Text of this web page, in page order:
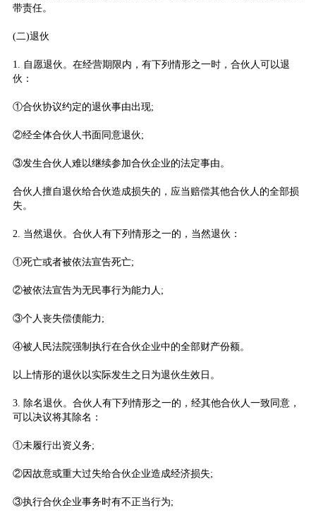
带责任。
(二)退伙
1. 自愿退伙。在经营期限内，有下列情形之一时，合伙人可以退
伙：
①合伙协议约定的退伙事由出现;
②经全体合伙人书面同意退伙;
③发生合伙人难以继续参加合伙企业的法定事由。
合伙人擅自退伙给合伙造成损失的，应当赔偿其他合伙人的全部损
失。
2. 当然退伙。合伙人有下列情形之一的，当然退伙：
①死亡或者被依法宣告死亡;
②被依法宣告为无民事行为能力人;
③个人丧失偿债能力;
④被人民法院强制执行在合伙企业中的全部财产份额。
以上情形的退伙以实际发生之日为退伙生效日。
3. 除名退伙。合伙人有下列情形之一的，经其他合伙人一致同意，
可以决议将其除名：
①未履行出资义务;
②因故意或重大过失给合伙企业造成经济损失;
③执行合伙企业事务时有不正当行为;